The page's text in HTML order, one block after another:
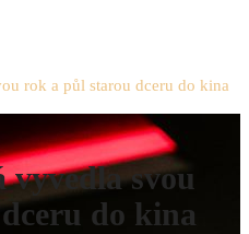
rok a půl starou dceru do kina
vyvedla svou
do kina